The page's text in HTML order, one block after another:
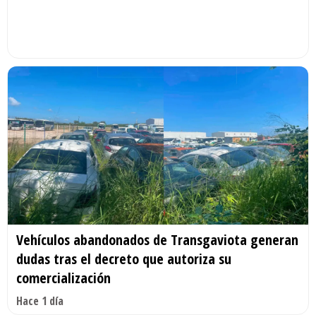
Vehículos abandonados de Transgaviota generan
dudas tras el decreto que autoriza su
comercialización
Hace 1 día